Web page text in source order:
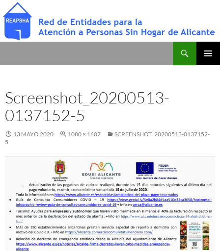
Saltar
al
contenido
Screenshot_20200513-
0137152-5
13 MAYO 2020 1080 × 1607
SCREENSHOT_20200513-0137152-
5